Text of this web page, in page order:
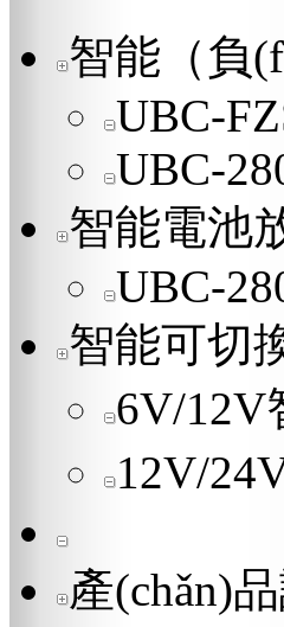
智能（負
UBC-
UBC-
智能電池
UBC-
智能可切
6V/12V
12V/
產(chǎn)